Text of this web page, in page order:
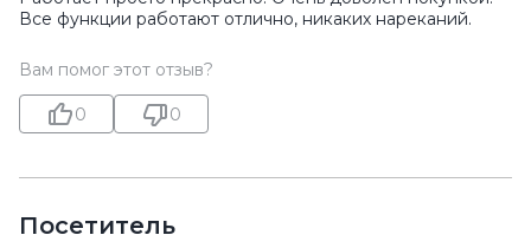
Все функции работают отлично, никаких нареканий.
Вам помог этот отзыв?
0 0
Посетитель